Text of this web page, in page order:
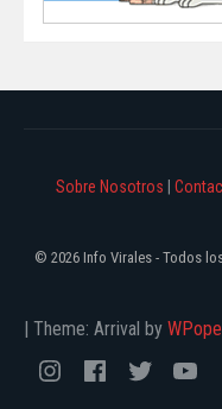
Sobre Nosotros |
© 2026 Info Virales - Todos
| Theme: Arrival by